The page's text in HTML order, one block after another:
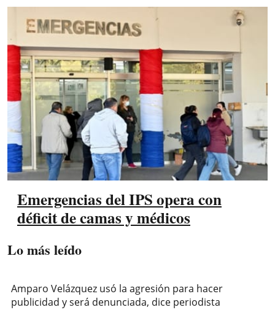
Emergencias del IPS opera con
déficit de camas y médicos
Lo más leído
Amparo Velázquez usó la agresión para hacer
publicidad y será denunciada, dice periodista